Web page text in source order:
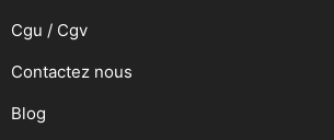
Cgu / Cgv
Contactez nous
Blog